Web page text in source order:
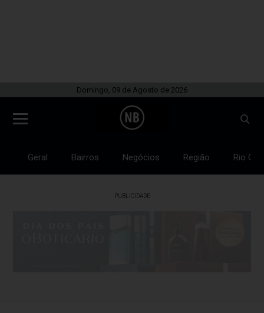
Domingo, 09 de Agosto de 2026
Geral Bairros Negócios Região Rio
PUBLICIDADE